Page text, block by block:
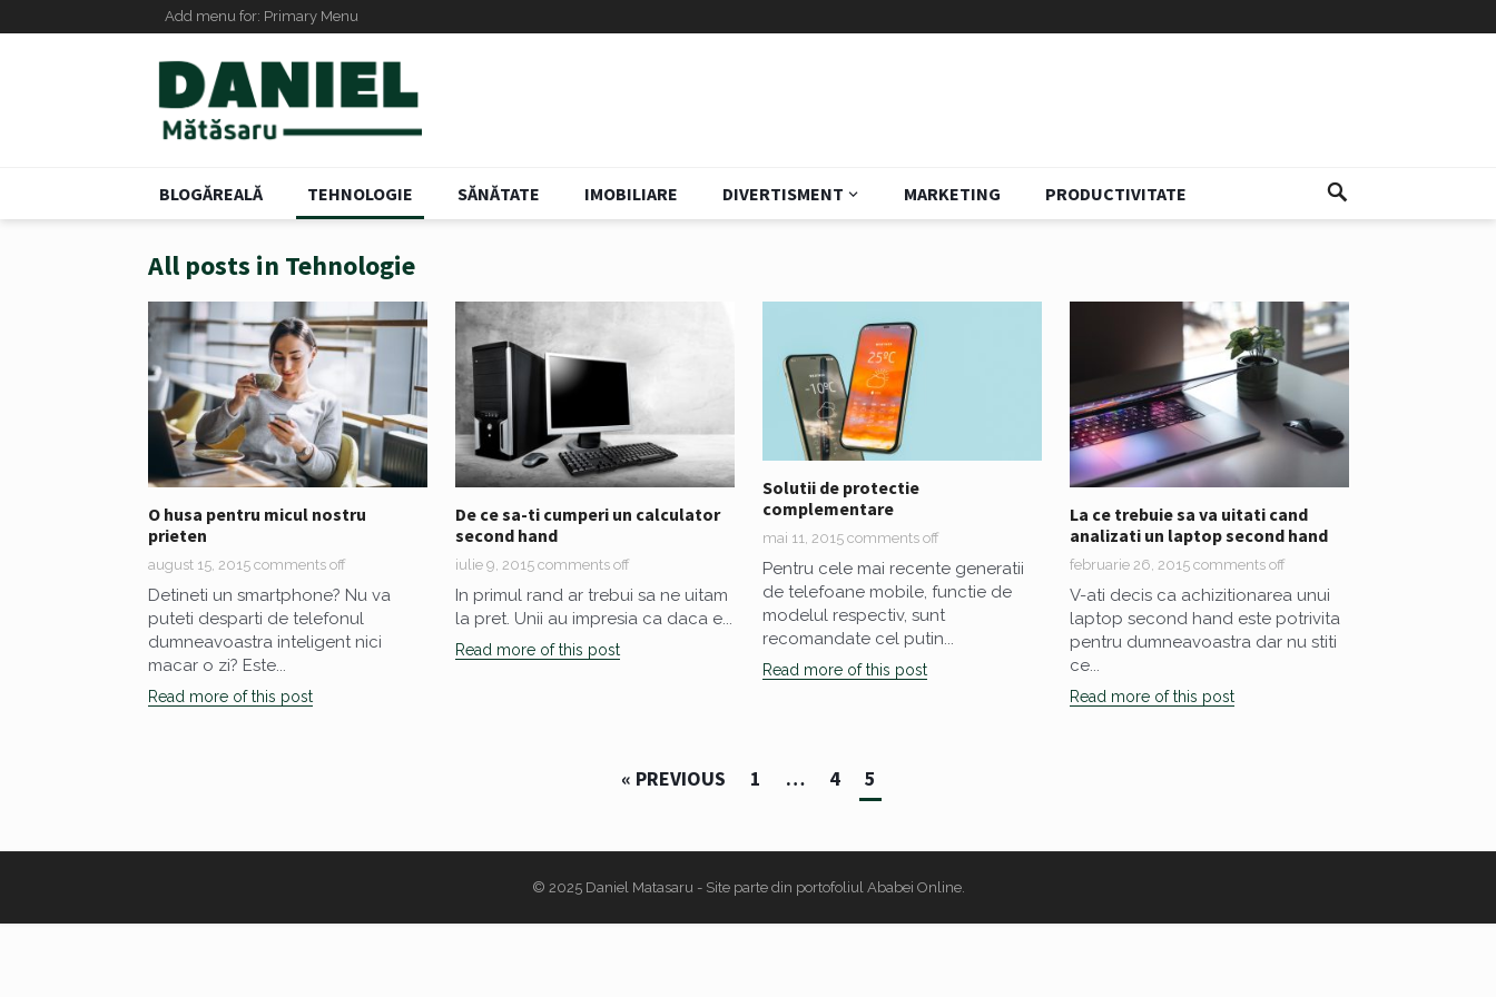
Add menu for: Primary Menu
BLOGĂREALĂ TEHNOLOGIE SĂNĂTATE IMOBILIARE DIVERTISMENT MARKETING PRODUCTIVITATE
All posts in Tehnologie
O husa pentru micul nostru
prieten
august 15, 2015 comments off
Detineti un smartphone? Nu va
puteti desparti de telefonul
dumneavoastra inteligent nici
macar o zi? Este...
Read more of this post
De ce sa-ti cumperi un calculator
second hand
iulie 9, 2015 comments off
In primul rand ar trebui sa ne uitam
la pret. Unii au impresia ca daca e...
Read more of this post
Solutii de protectie
complementare
mai 11, 2015 comments off
Pentru cele mai recente generatii
de telefoane mobile, functie de
modelul respectiv, sunt
recomandate cel putin...
Read more of this post
La ce trebuie sa va uitati cand
analizati un laptop second hand
februarie 26, 2015 comments off
V-ati decis ca achizitionarea unui
laptop second hand este potrivita
pentru dumneavoastra dar nu stiti
ce...
Read more of this post
« PREVIOUS 1 … 4 5
© 2025 Daniel Matasaru- Site parte din portofoliul Ababei Online.